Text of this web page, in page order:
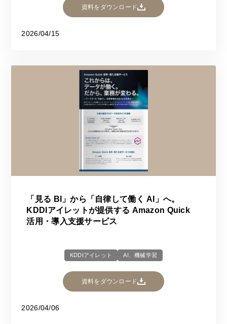
資料をダウンロード
2026/04/15
「見る BI」から「自律して働く AI」へ。
KDDIアイレットが提供する Amazon Quick
活用・導入支援サービス
KDDIアイレット AI、機械学習
資料をダウンロード
2026/04/06